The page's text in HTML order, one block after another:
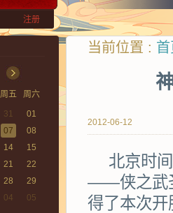
注册
周五
周六
31
01
07
08
14
15
21
22
28
29
04 05
当前位置 :
2012-06-12
北京时
——侠之武
得了本次